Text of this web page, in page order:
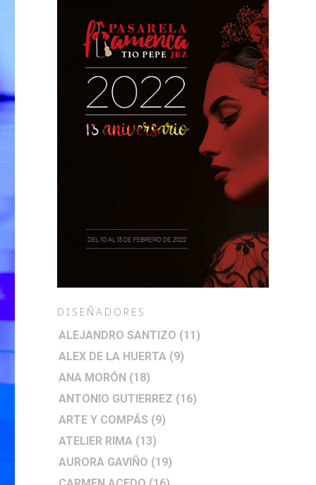
DISEÑADORES
ALEJANDRO SANTIZO (11)
ALEX DE LA HUERTA (9)
ANA MORÓN (18)
ANTONIO GUTIERREZ (16)
ARTE Y COMPÁS (9)
ATELIER RIMA (13)
AURORA GAVIÑO (19)